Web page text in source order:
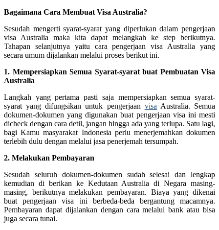
Bagaimana Cara Membuat Visa Australia?
Sesudah mengerti syarat-syarat yang diperlukan dalam pengerjaan
visa Australia maka kita dapat melangkah ke step berikutnya.
Tahapan selanjutnya yaitu cara pengerjaan visa Australia yang
secara umum dijalankan melalui proses berikut ini.
1. Mempersiapkan Semua Syarat-syarat buat Pembuatan Visa
Australia
Langkah yang pertama pasti saja mempersiapkan semua syarat-
syarat yang difungsikan untuk pengerjaan visa Australia. Semua
dokumen-dokumen yang digunakan buat pengerjaan visa ini mesti
dicheck dengan cara detil, jangan hingga ada yang terlupa. Satu lagi,
bagi Kamu masyarakat Indonesia perlu menerjemahkan dokumen
terlebih dulu dengan melalui jasa penerjemah tersumpah.
2. Melakukan Pembayaran
Sesudah seluruh dokumen-dokumen sudah selesai dan lengkap
kemudian di berikan ke Kedutaan Australia di Negara masing-
masing, berikutnya melakukan pembayaran. Biaya yang dikenai
buat pengerjaan visa ini berbeda-beda bergantung macamnya.
Pembayaran dapat dijalankan dengan cara melalui bank atau bisa
juga secara tunai.